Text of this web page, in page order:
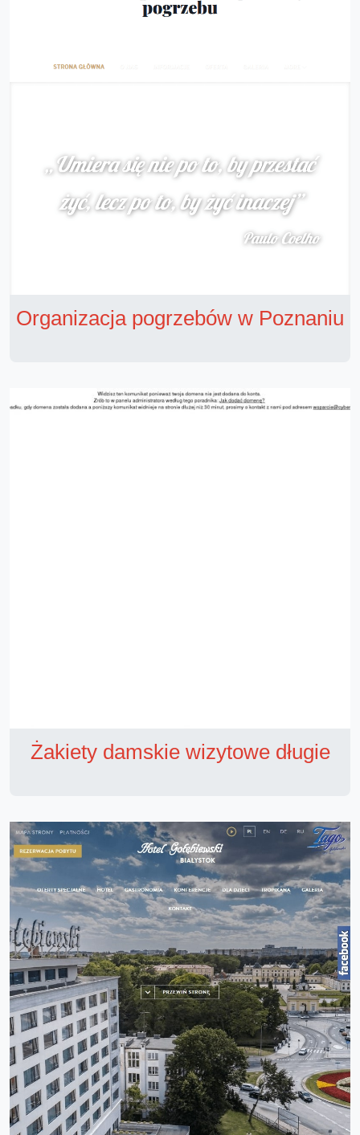
Organizacja pogrzebów w Poznaniu
Żakiety damskie wizytowe długie